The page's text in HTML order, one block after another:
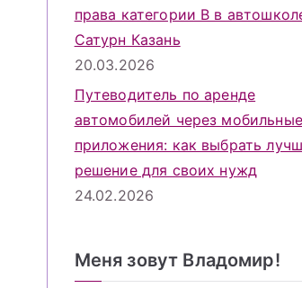
права категории B в
Сатурн Казань
20.03.2026
Путеводитель по аренде
автомобилей через мобильные
приложения: как выбрать
решение для своих нужд
24.02.2026
Меня зовут Владомир!